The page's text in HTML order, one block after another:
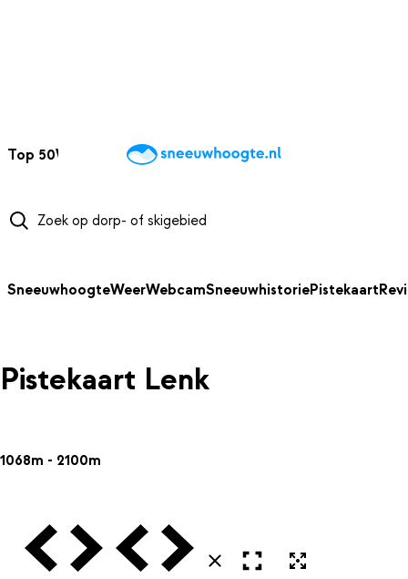
Top 50Webcams WintersportweerKaarten
SneeuwhoogteWeerWebcamSneeuwhistoriePistekaart
Pistekaart Lenk
1068m - 2100m
Vorige VolgendeVorige Volgende
SluitenOpen in volledig scherm